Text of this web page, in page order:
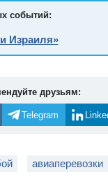
событий:
Израиля»
друзьям:
Telegram
авиаперевозки